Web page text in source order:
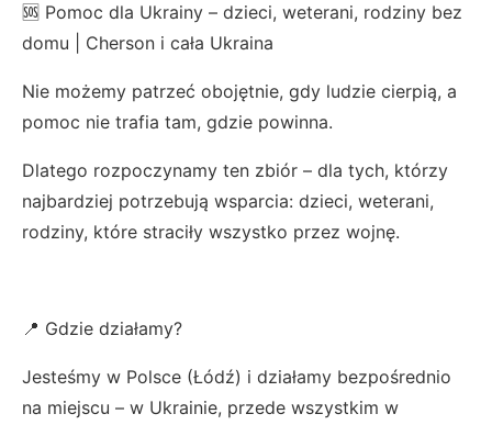
🆘 Pomoc dla Ukrainy – dzieci, weterani, rodziny bez
domu | Cherson i cała Ukraina
Nie możemy patrzeć obojętnie, gdy ludzie cierpią, a
pomoc nie trafia tam, gdzie powinna.
Dlatego rozpoczynamy ten zbiór – dla tych, którzy
najbardziej potrzebują wsparcia: dzieci, weterani,
rodziny, które straciły wszystko przez wojnę.
📍 Gdzie działamy?
Jesteśmy w Polsce (Łódź) i działamy bezpośrednio
na miejscu – w Ukrainie, przede wszystkim w